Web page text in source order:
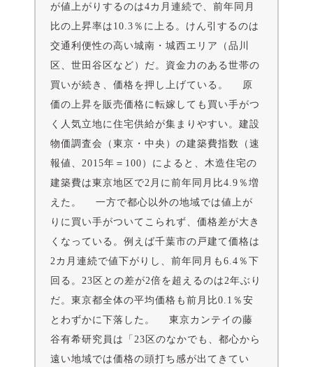
が値上がりするのは4カ月連続で、前年同月
比の上昇率は10.3％に上る。けん引するのは
交通利便性の高い城南・城西エリア（品川
区、世田谷区など）だ。資金力のある世帯の
買いが続き、価格を押し上げている。 原
価の上昇を販売価格に転嫁しても買い手がつ
く人気立地に住宅供給が集まりやすい。建設
物価調査会（東京・中央）の建築費指数（速
報値、2015年＝100）によると、木造住宅の
建築費は東京地区で2月に前年同月比4.9％増
えた。 一方で都心以外の地域では値上が
りに買い手がついてこられず、価格差が大き
くなっている。例えば千葉市の戸建て価格は
2カ月連続で値下がりし、前年同月も6.4％下
回る。23区との差が2倍を超えるのは2年ぶり
だ。東京都全体の平均価格も前月比0.1％安
とわずかに下落した。 東京カンテイの藤
谷有希研究員は「23区のなかでも、都心から
遠い地域では価格の頭打ち感が出てきてい